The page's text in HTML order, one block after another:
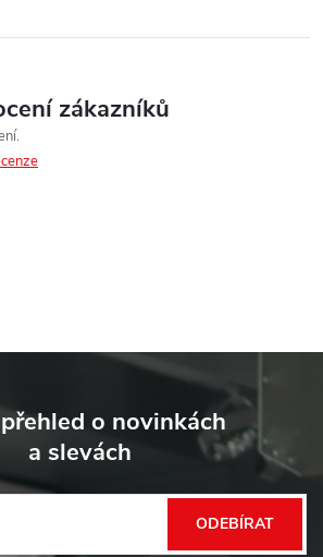
zákazníků
o novinkách
a slevách
ODEBÍRAT